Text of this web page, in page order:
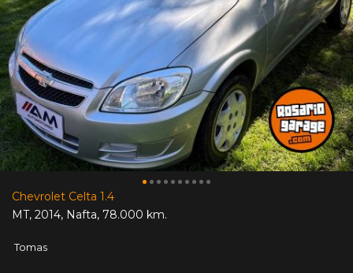
Chevrolet Celta 1.4
MT, 2014, Nafta, 78.000 km.
Tomas